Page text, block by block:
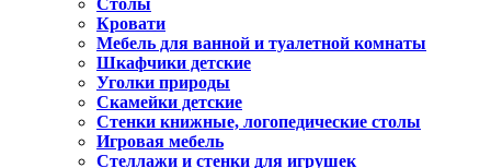
Кровати
Мебель для ванной и туалетной комнаты
Шкафчики детские
Уголки природы
Скамейки детские
Стенки книжные, логопедические столы
Игровая мебель
Стеллажи и стенки для игрушек